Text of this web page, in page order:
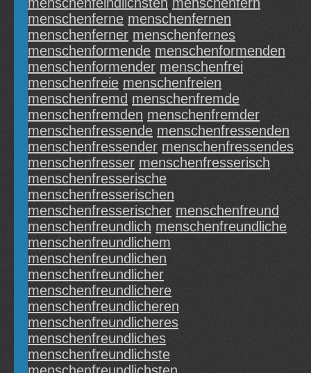
menschenferne menschenfernen
menschenferner menschenfernes
menschenformende menschenformenden
menschenformender menschenfrei
menschenfreie menschenfreien
menschenfremd menschenfremde
menschenfremden menschenfremder
menschenfressende menschenfressenden
menschenfressender menschenfressendes
menschenfresser menschenfresserisch
menschenfresserische
menschenfresserischen
menschenfresserischer menschenfreund
menschenfreundlich menschenfreundliche
menschenfreundlichem
menschenfreundlichen
menschenfreundlicher
menschenfreundlichere
menschenfreundlicheren
menschenfreundlicheres
menschenfreundliches
menschenfreundlichste